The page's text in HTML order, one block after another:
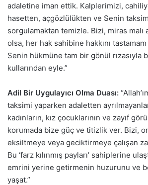
adaletine iman ettik. Kalplerimizi,
hasetten, açgözlülükten ve Senin
sorgulamaktan temizle. Bizi, miras malı
olsa, her hak sahibine hakkını
Senin hükmüne tam bir gönül rızasıyla
kullarından eyle.”
Adil Bir Uygulayıcı Olma Duası:
taksimi yaparken adaletten
kadınların, kız çocuklarının ve zayıf
korumada bize güç ve titizlik ver. Bizi,
eksiltmeye veya geciktirmeye çalışan
Bu ‘farz kılınmış payları’ sahiplerine
emrini yerine getirmenin huzurunu ve
yaşat.”